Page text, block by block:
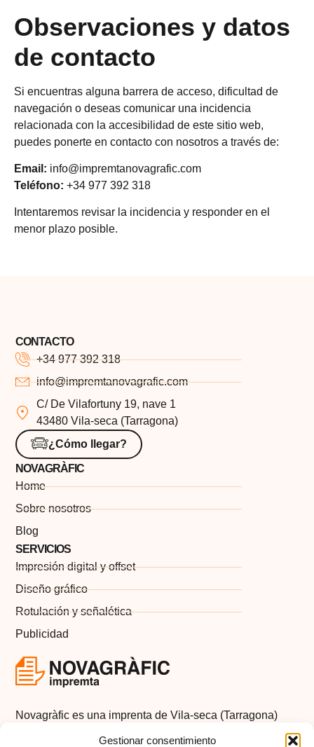
Gestionar consentimiento
Observaciones y datos
de contacto
Si encuentras alguna barrera de acceso, dificultad de
navegación o deseas comunicar una incidencia
relacionada con la accesibilidad de este sitio web,
puedes ponerte en contacto con nosotros a través de:
Email: info@impremtanovagrafic.com
Teléfono: +34 977 392 318
Intentaremos revisar la incidencia y responder en el
menor plazo posible.
Novagràfic es una imprenta de Vila-seca (Tarragona)
NOVAGRÀFIC
Home
Sobre nosotros
Blog
SERVICIOS
Impresión digital y offset
Diseño gráfico
Rotulación y señalética
Publicidad
CONTACTO
+34 977 392 318
info@impremtanovagrafic.com
C/ De Vilafortuny 19, nave 1
43480 Vila-seca (Tarragona)
¿Cómo llegar?